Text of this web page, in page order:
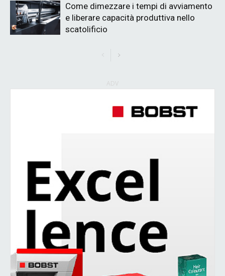
Come dimezzare i tempi di avviamento
e liberare capacità produttiva nello
scatolificio